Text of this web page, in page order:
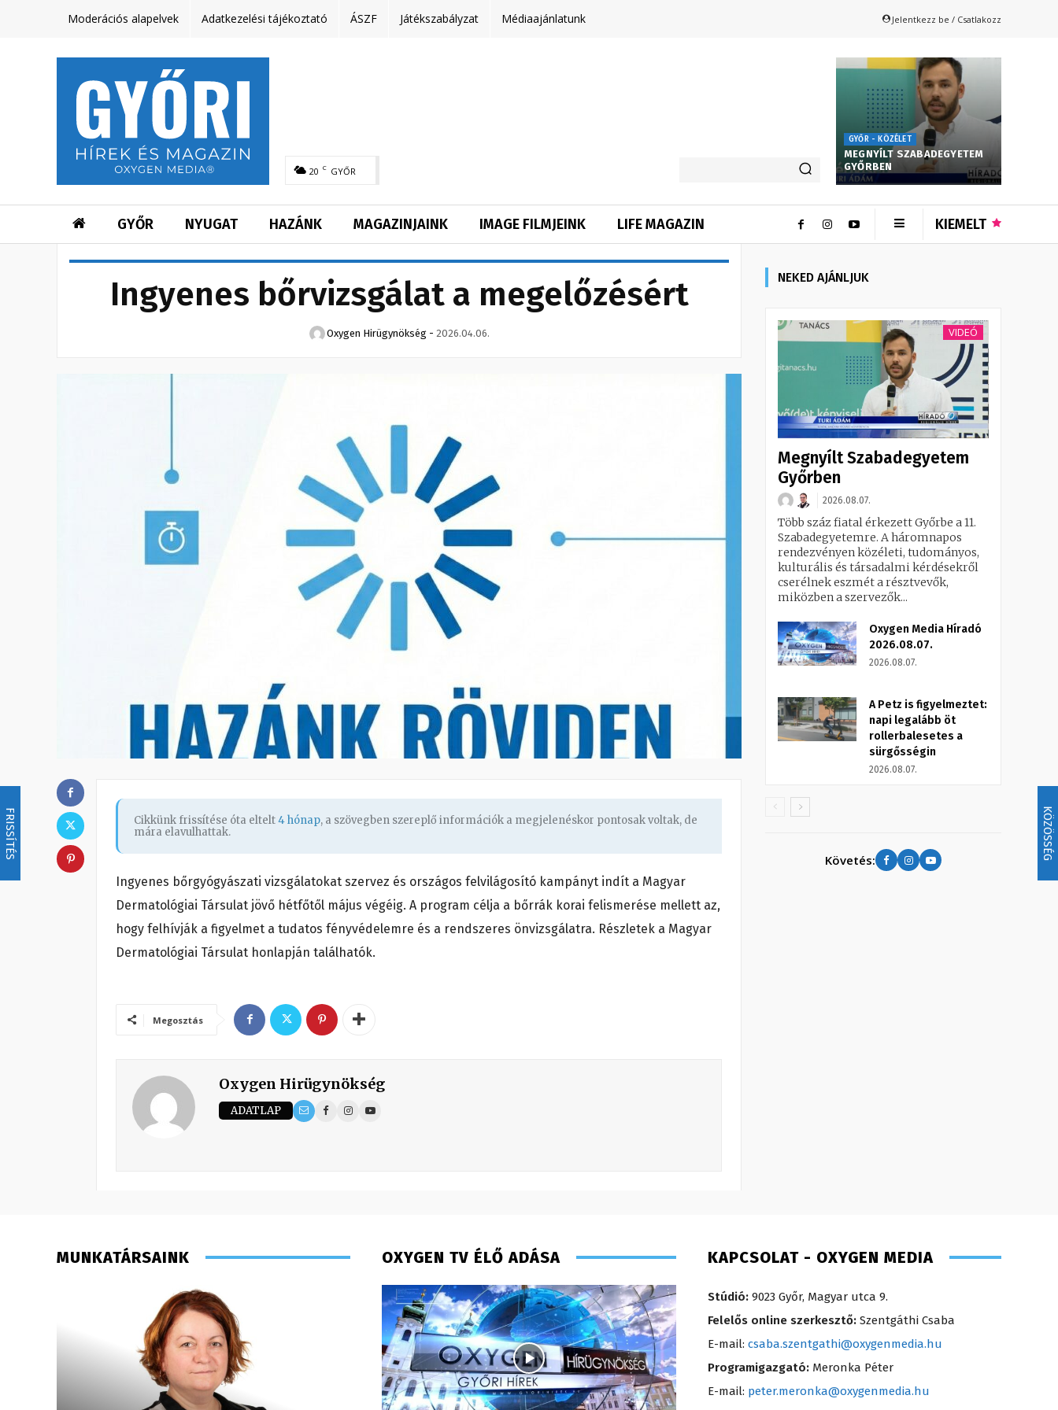
FRISSÍTÉS KÖZÖSSÉG
Moderációs alapelvek Adatkezelési tájékoztató ÁSZF Játékszabályzat Médiaajánlatunk Jelentkezz be / Csatlakozz
20 C GYŐR
GYŐR - KÖZÉLET
MEGNYÍLT SZABADEGYETEM
GYŐRBEN
GYŐR NYUGAT HAZÁNK MAGAZINJAINK IMAGE FILMJEINK LIFE MAGAZIN KIEMELT
Ingyenes bőrvizsgálat a megelőzésért
Oxygen Hirügynökség - 2026.04.06.
Cikkünk frissítése óta eltelt4 hónap, a szövegben szereplő információk a megjelenéskor pontosak voltak, de
mára elavulhattak.
Ingyenes bőrgyógyászati vizsgálatokat szervez és országos felvilágosító kampányt indít a Magyar
Dermatológiai Társulat jövő hétfőtől május végéig. A program célja a bőrrák korai felismerése mellett az,
hogy felhívják a figyelmet a tudatos fényvédelemre és a rendszeres önvizsgálatra. Részletek a Magyar
Dermatológiai Társulat honlapján találhatók.
Megosztás
Oxygen Hirügynökség
ADATLAP
NEKED AJÁNLJUK
VIDEÓ
Megnyílt Szabadegyetem
Győrben
2026.08.07.
Több száz fiatal érkezett Győrbe a 11.
Szabadegyetemre. A háromnapos
rendezvényen közéleti, tudományos,
kulturális és társadalmi kérdésekről
cserélnek eszmét a résztvevők,
miközben a szervezők...
Oxygen Media Híradó
2026.08.07.
2026.08.07.
A Petz is figyelmeztet:
napi legalább öt
rollerbalesetes a
sürgősségin
2026.08.07.
Követés:
MUNKATÁRSAINK OXYGEN TV ÉLŐ ADÁSA KAPCSOLAT - OXYGEN MEDIA
Stúdió: 9023 Győr, Magyar utca 9.
Felelős online szerkesztő: Szentgáthi Csaba
E-mail: csaba.szentgathi@oxygenmedia.hu
Programigazgató: Meronka Péter
E-mail: peter.meronka@oxygenmedia.hu